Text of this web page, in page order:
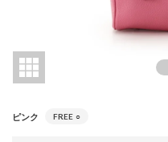
ピンク FREE ○